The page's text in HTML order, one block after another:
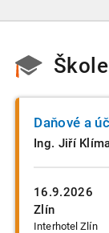
16.9.2026
Zlín
Interhotel Zlín
Daňové a
Ing. Jiří